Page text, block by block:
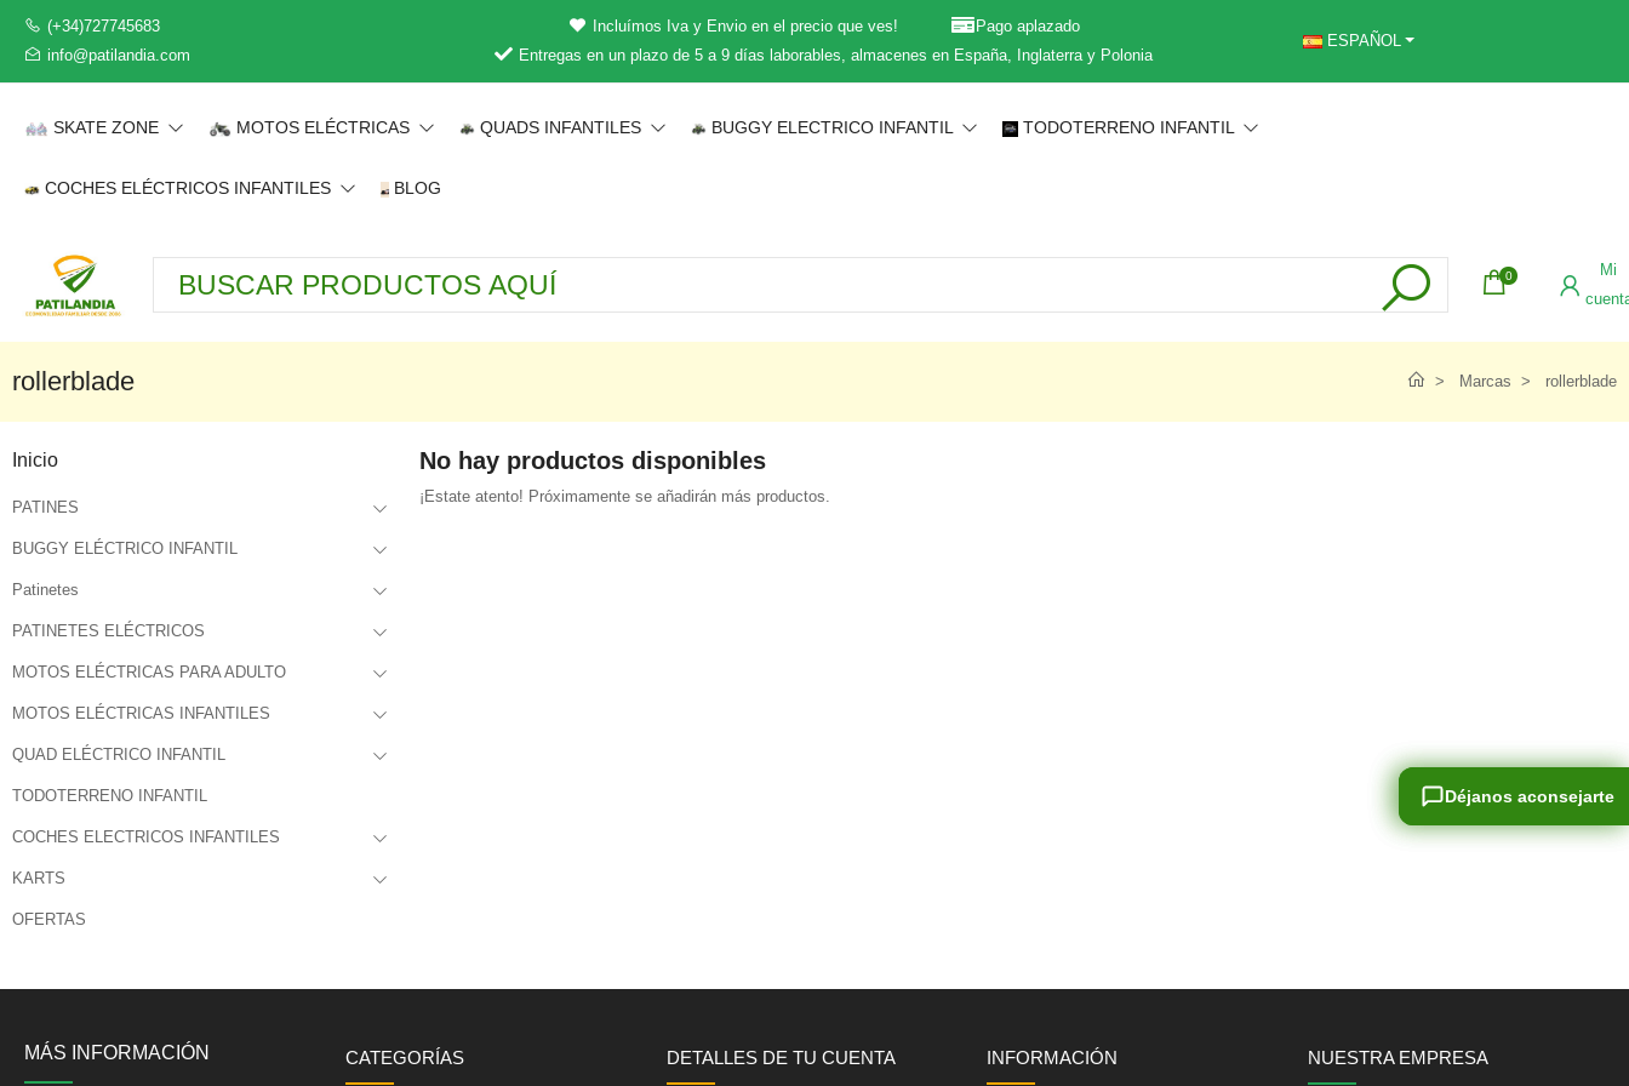
(+34)727745683
info@patilandia.com
Incluímos Iva y Envio en el precio que ves!
Pago aplazado
Entregas en un plazo de 5 a 9 días laborables, almacenes en España, Inglaterra y Polonia
ESPAÑOL
SKATE ZONE MOTOS ELÉCTRICAS QUADS INFANTILES BUGGY ELECTRICO INFANTIL TODOTERRENO INFANTIL
COCHES ELÉCTRICOS INFANTILES BLOG
0
Mi
rollerblade Marcas rollerblade
Inicio
PATINES
BUGGY ELÉCTRICO INFANTIL
Patinetes
PATINETES ELÉCTRICOS
MOTOS ELÉCTRICAS PARA ADULTO
MOTOS ELÉCTRICAS INFANTILES
QUAD ELÉCTRICO INFANTIL
TODOTERRENO INFANTIL
COCHES ELECTRICOS INFANTILES
KARTS
OFERTAS
No hay productos disponibles
¡Estate atento! Próximamente se añadirán más productos.
MÁS INFORMACIÓN CATEGORÍAS DETALLES DE TU CUENTA INFORMACIÓN NUESTRA EMPRESA
Déjanos aconsejarte
Déjanos aconsejarte